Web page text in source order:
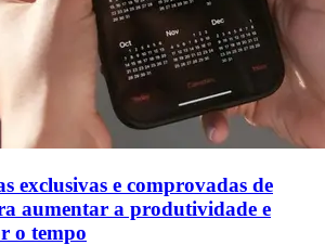
exclusivas e comprovadas de
aumentar a produtividade e
o tempo